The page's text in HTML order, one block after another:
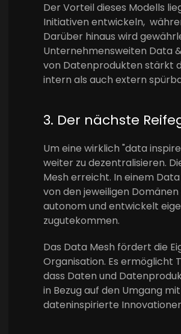
Der Vorteil dieses Modells
Initiativen entwickeln,
Darüber hinaus wird
Unternehmensweiten Data
von Datenprodukten stärkt
intern als auch extern
3. Der nächste
Um eine wirklich "data
weiter zu dezentralisieren.
Mesh erreicht. In einem
von den jeweiligen
autonom und entwickelt
zugutekommen.
Das Data Mesh fördert die
Organisation. Es ermöglicht
dass Daten und
in Bezug auf den Umgang
dateninspirierte